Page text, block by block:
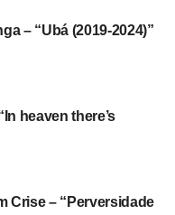
– “Ubá (2019-2024)”
heaven there’s
Crise – “Perversidade